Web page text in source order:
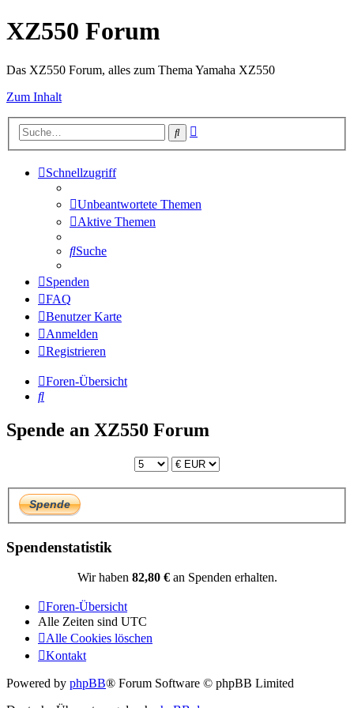
XZ550 Forum
Das XZ550 Forum, alles zum Thema Yamaha XZ550
Zum Inhalt
Suche
Schnellzugriff
Unbeantwortete Themen
Aktive Themen
Suche
Spenden
FAQ
Benutzer Karte
Anmelden
Registrieren
Foren-Übersicht
Suche
Spende an XZ550 Forum
Spendenstatistik
Wir haben 82,80 €an Spenden erhalten.
Foren-Übersicht
Alle Zeiten sind UTC
Alle Cookies löschen
Kontakt
Powered by phpBB® Forum Software © phpBB Limited